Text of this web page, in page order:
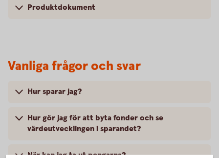
Produktdokument
Vanliga frågor och svar
Hur sparar jag?
Hur gör jag för att byta fonder och se
värdeutvecklingen i sparandet?
När kan jag ta ut pengarna?